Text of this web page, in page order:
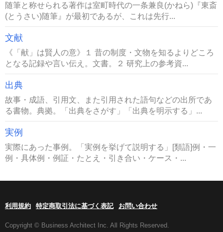
随筆と称せられる著作は室町時代の一条兼良(かねら)『東斎
(とうさい)随筆』が最初であるが、これは先行...
文献
《「献」は賢人の意》１ 昔の制度・文物を知るよりどころ
となる記録や言い伝え。文書。２ 研究上の参考資...
出典
故事・成語、引用文、また引用された語句などの出所であ
る書物。典拠。「出典をさがす」「出典を明示する」...
実例
実際にあった事例。「実例を挙げて説明する」[類語]例・一
例・具体例・例証・たとえ・引き合い・ケース・...
利用規約 特定商取引法に基づく表記 お問い合わせ
Copyright © Business Architect Inc. All Rights Reserved.